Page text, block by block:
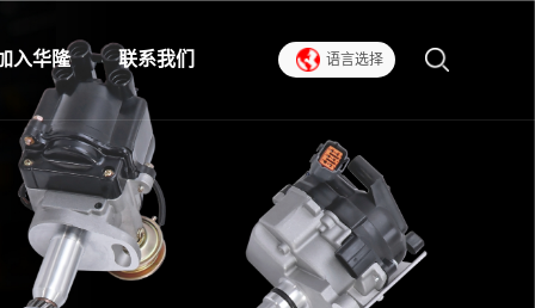
语言选择
入华隆
才招聘
联系我们